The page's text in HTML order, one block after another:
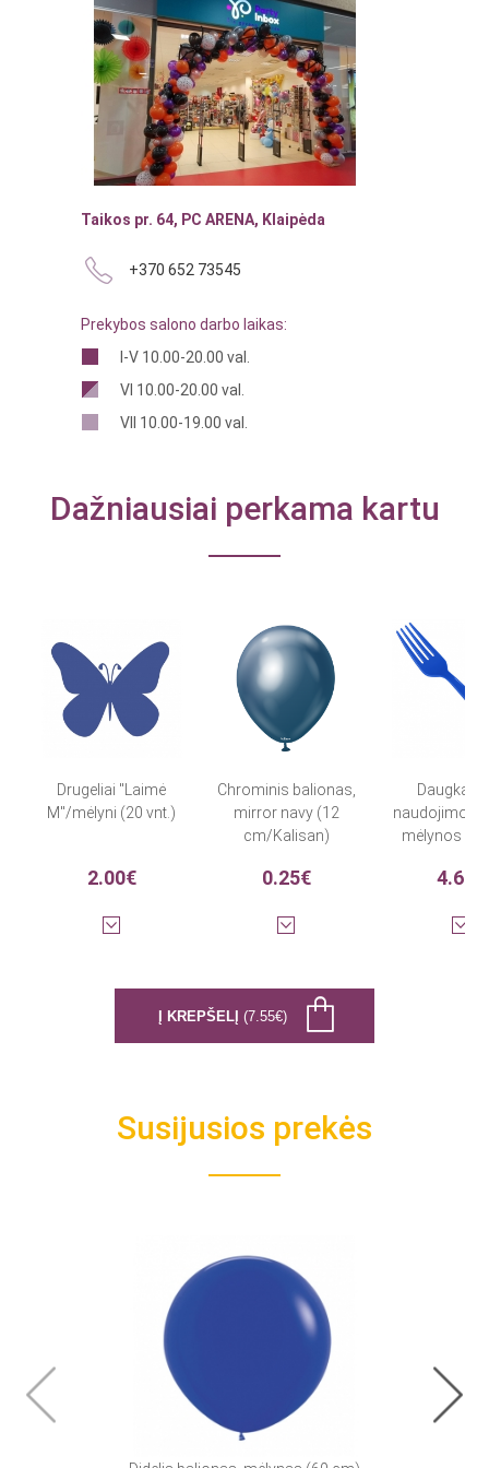
Taikos pr. 64, PC ARENA, Klaipėda
+370 652 73545
Prekybos salono darbo laikas:
I-V 10.00-20.00 val.
VI 10.00-20.00 val.
VII 10.00-19.00 val.
Dažniausiai perkama kartu
Drugeliai "Laimė
M"/mėlyni (20 vnt.)
2.00€
Chrominis balionas,
mirror navy (12
cm/Kalisan)
0.25€
naudojimo
mėlynos
4.60€
Į KREPŠELĮ (7.55€)
Susijusios prekės